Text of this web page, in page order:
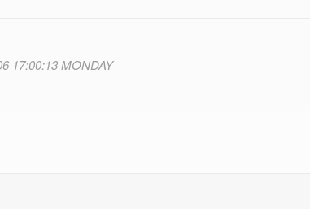
17:00:13 MONDAY